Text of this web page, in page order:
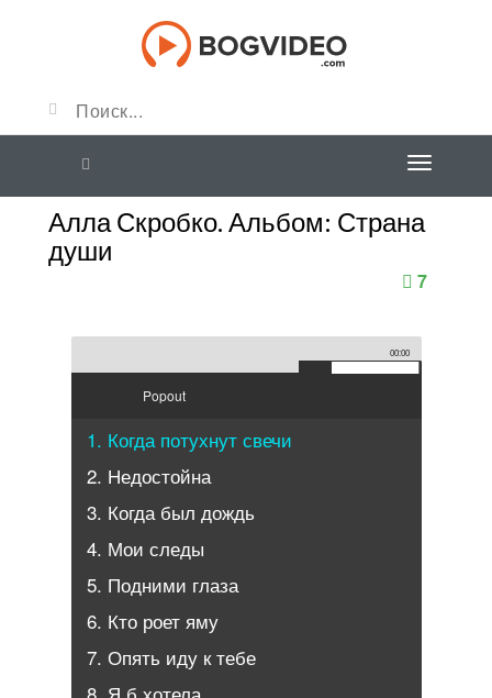
Алла Скробко. Альбом: Страна
души
7
00:00
Popout
1. Когда потухнут свечи
2. Недостойна
3. Когда был дождь
4. Мои следы
5. Подними глаза
6. Кто роет яму
7. Опять иду к тебе